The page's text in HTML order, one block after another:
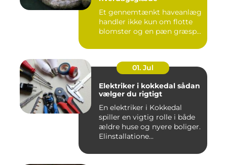
Et gennemtænkt haveanlæg
handler ikke kun om flotte
blomster og en pæn græsp...
01. Jul
Elektriker i kokkedal sådan
vælger du rigtigt
En elektriker i Kokkedal
spiller en vigtig rolle i både
ældre huse og nyere boliger.
Elinstallatione...